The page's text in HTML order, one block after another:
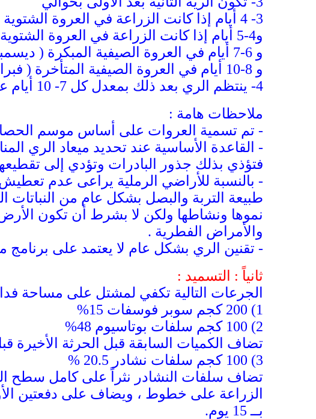
3- 4 أيام إذا كانت الزراعة في العروة الشتوية المبكرة (أغسطس وسبتمبر) .
و4-5 أيام إذا كانت الزراعة في العروة الشتوية المتأخرة (أكتوبر ونوفمبر) .
و 6-7 أيام في العروة الصيفية المبكرة ( ديسمبر ويناير)
و 8-10 أيام في العروة الصيفية المتأخرة ( فبراير)
4-
ينتظم الري بعد ذلك بمعدل كل 7- 10 أيام على حسب التربة والحالة الجوية
ملاحظات هامة :
- تم تسمية العروات على أساس موسم
- القاعدة الأساسية عند تحديد ميعاد الري
فتؤذي بذلك جذور البادرات وتؤدي إلى
- بالنسبة للأراضي الرملية يراعى عدم
طبيعة التربة والبصل بشكل عام من
نموها ونشاطها ولكن لا بشرط أن تكون الأرض
والأمراض الفطرية .
- تقنين الري بشكل عام لا يعتمد على برنامج
ثانياً : التسميد :
الجرعات التالية تكفي لمشتل على مساحة فدان ( 4200 متر
1)
200 كجم سوبر فوسفات 15%
2)
100 كجم سلفات بوتاسيوم 48%
تضاف الكميات السابقة قبل الحرثة الأخيرة
3) 100 كجم سلفات نشادر 20.5 %
تضاف سلفات النشادر نثراً على كامل سطح
الزراعة على خطوط ، ويضاف على دفعتين
بــ 15 يوم.